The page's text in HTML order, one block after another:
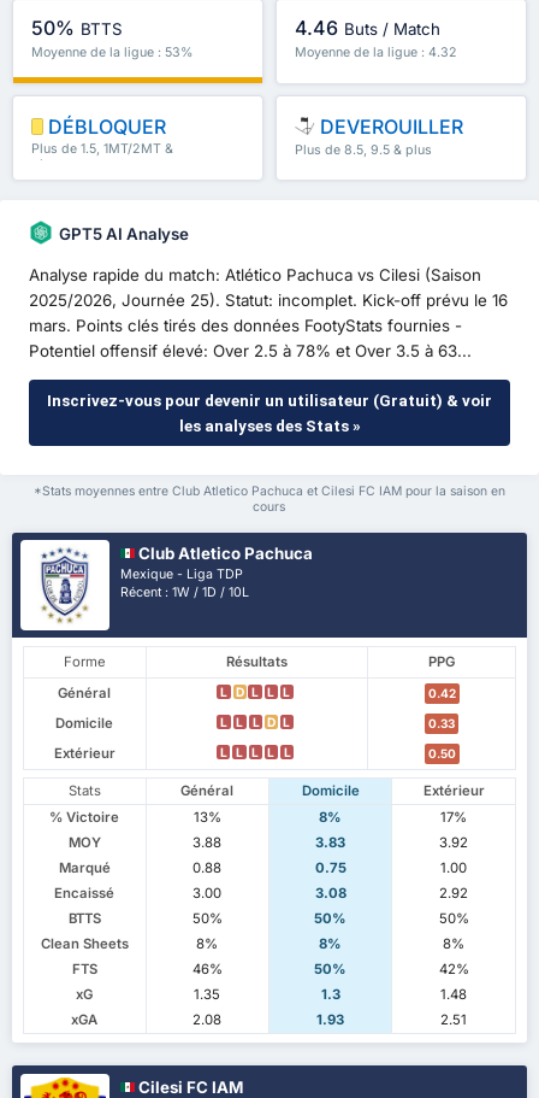
50% BTTS
Moyenne de la ligue : 53%
4.46 Buts / Match
Moyenne de la ligue : 4.32
DÉBLOQUER
Plus de 1.5, 1MT/2MT &
plus
DEVEROUILLER
Plus de 8.5, 9.5 & plus
GPT5 AI Analyse
Analyse rapide du match: Atlético Pachuca vs Cilesi (Saison
2025/2026, Journée 25). Statut: incomplet. Kick-off prévu le 16
mars. Points clés tirés des données FootyStats fournies -
Potentiel offensif élevé: Over 2.5 à 78% et Over 3.5 à 63...
Inscrivez-vous pour devenir un utilisateur (Gratuit) & voir
les analyses des Stats »
*Stats moyennes entre Club Atletico Pachuca et Cilesi FC IAM pour la saison en
cours
Club Atletico Pachuca
Mexique - Liga TDP
Récent : 1W / 1D / 10L
Forme Résultats
PPG
Général
L D L L L 0.42
Domicile L L L D L 0.33
Extérieur L L L L L 0.50
Stats Général Domicile
Extérieur
% Victoire
13% 8%
17%
MOY
3.88 3.83
3.92
Marqué
0.88 0.75
1.00
Encaissé
3.00 3.08
2.92
BTTS
50% 50%
50%
Clean Sheets
8% 8%
8%
FTS
46% 50%
42%
xG
1.35 1.3
1.48
xGA
2.08 1.93 2.51
Cilesi FC IAM